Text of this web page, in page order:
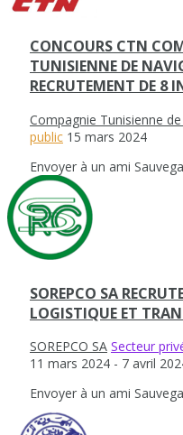
CONCOURS CTN
TUNISIENNE DE
RECRUTEMENT DE 8
Compagnie Tunisienne
public 15 mars 2024
Envoyer à un ami
SOREPCO SA
LOGISTIQUE ET
SOREPCO SA Secteur
11 mars 2024 - 7 avril
Envoyer à un ami